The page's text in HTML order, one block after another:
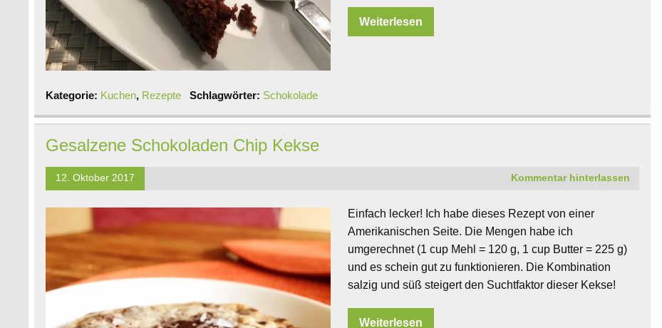
Weiterlesen
Kategorie: Kuchen, Rezepte Schlagwörter: Schokolade
Gesalzene Schokoladen Chip Kekse
12. Oktober 2017 Kommentar hinterlassen
Einfach lecker! Ich habe dieses Rezept von einer
Amerikanischen Seite. Die Mengen habe ich
umgerechnet (1 cup Mehl = 120 g, 1 cup Butter = 225 g)
und es schein gut zu funktionieren. Die Kombination
salzig und süß steigert den Suchtfaktor dieser Kekse!
Weiterlesen